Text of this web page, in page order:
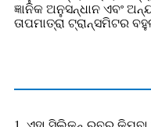
ଜ୍ଞାନିକ ଅନୁସନ୍ଧାନ ଏବଂ
ତାପମାତ୍ରା ଟ୍ରାନ୍ସମିଟର